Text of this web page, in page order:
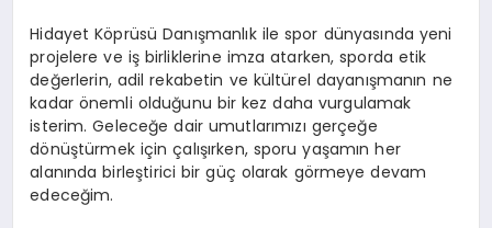
Hidayet Köprüsü Danışmanlık ile spor dünyasında yeni
projelere ve iş birliklerine imza atarken, sporda etik
değerlerin, adil rekabetin ve kültürel dayanışmanın ne
kadar önemli olduğunu bir kez daha vurgulamak
isterim. Geleceğe dair umutlarımızı gerçeğe
dönüştürmek için çalışırken, sporu yaşamın her
alanında birleştirici bir güç olarak görmeye devam
edeceğim.